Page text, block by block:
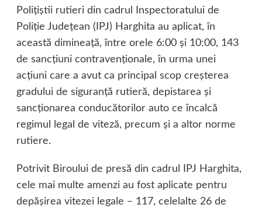
Polițiștii rutieri din cadrul Inspectoratului de
Poliție Județean (IPJ) Harghita au aplicat, în
această dimineață, între orele 6:00 și 10:00, 143
de sancțiuni contravenționale, în urma unei
acțiuni care a avut ca principal scop creșterea
gradului de siguranță rutieră, depistarea și
sancționarea conducătorilor auto ce încalcă
regimul legal de viteză, precum și a altor norme
rutiere.
Potrivit Biroului de presă din cadrul IPJ Harghita,
cele mai multe amenzi au fost aplicate pentru
depășirea vitezei legale – 117, celelalte 26 de